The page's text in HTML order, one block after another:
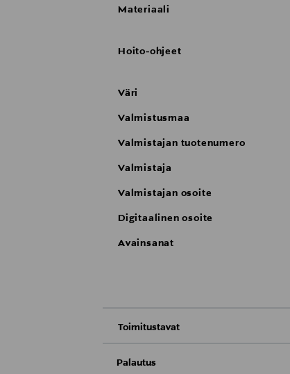
Materiaali
Hoito-ohjeet
Väri
Valmistusmaa
Valmistajan tuotenumero
Valmistaja
Valmistajan osoite
Digitaalinen osoite
Avainsanat
Toimitustavat
Palautus